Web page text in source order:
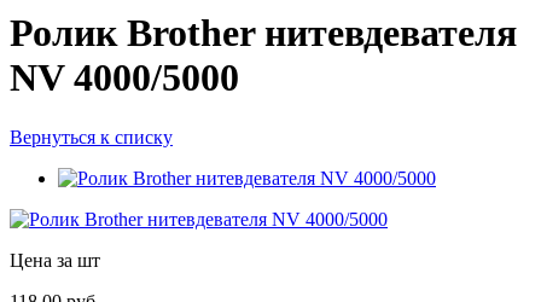
Ролик Brother нитевдевателя
NV 4000/5000
Вернуться к списку
Цена за шт